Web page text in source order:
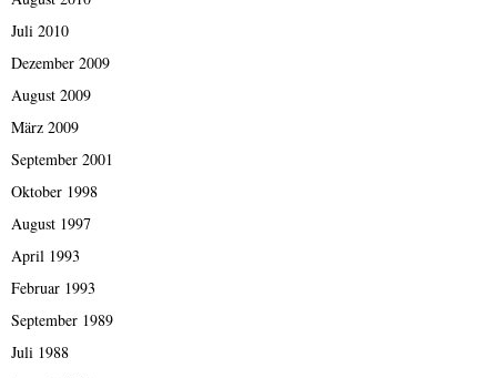
Juli 2010
Dezember 2009
August 2009
März 2009
September 2001
Oktober 1998
August 1997
April 1993
Februar 1993
September 1989
Juli 1988